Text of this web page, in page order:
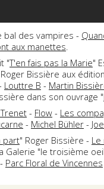
bal des vampires -
aux manettes
"T'en fais pas la Marie"
Bissière aux
Louttre B - Martin
dans son ouvrage "
- Flow - Les
- Michel Bühler -
part" Roger Bissière -
Galerie "le troisième
Parc Floral de Vincennes